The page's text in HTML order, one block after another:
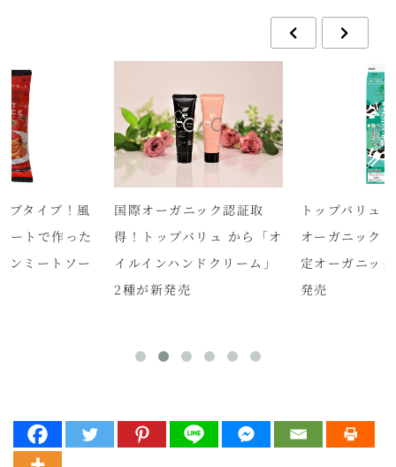
ブタイプ！風
ートで作った
ンミートソー
国際オーガニック認証取
得！トップバリュ から「オ
イルインハンドクリーム」
2種が新発売
トップバリュ
オーガニック
定オーガニッ
発売